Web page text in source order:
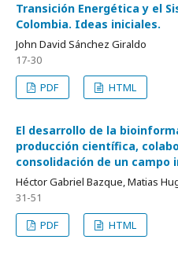
Transición Energética y el
Colombia. Ideas iniciales.
John David Sánchez Giraldo
17-30
PDF
HTML
El desarrollo de la
producción científica,
consolidación de un campo
Héctor Gabriel Bazque, Matias
31-51
PDF
HTML